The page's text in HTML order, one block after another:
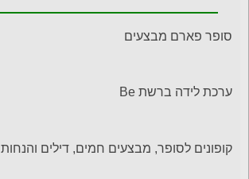
סופר פארם מבצעים
ערכת לידה ברשת Be
קופונים לסופר, מבצעים חמים, דילים והנחות